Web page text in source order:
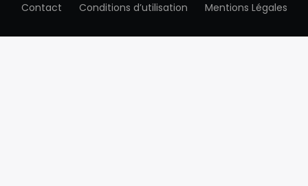
Contact Conditions d’utilisation Mentions Légales